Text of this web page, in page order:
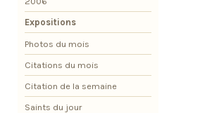
Expositions
Photos du mois
Citations du mois
Citation de la semaine
Saints du jour